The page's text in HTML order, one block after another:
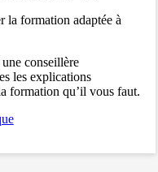
la formation adaptée à
conseillère
les explications
formation qu’il vous faut.